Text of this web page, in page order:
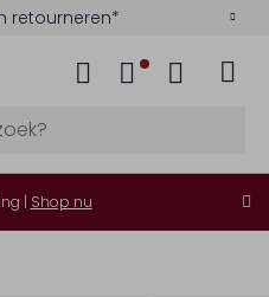
retourneren*
| Shop nu